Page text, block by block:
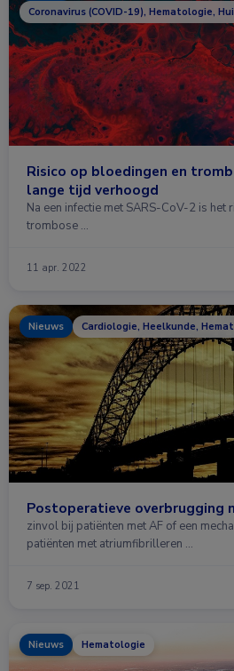
Coronavirus (COVID-19), Hematologie,
Risico op bloedingen en
lange tijd verhoogd
Na een infectie met SARS-CoV-2 is het
trombose …
11 apr. 2022
Nieuws Cardiologie, Heelkunde,
Postoperatieve overbrugging
zinvol bij patiënten met AF of een
patiënten met atriumfibrilleren …
7 sep. 2021
Nieuws Hematologie